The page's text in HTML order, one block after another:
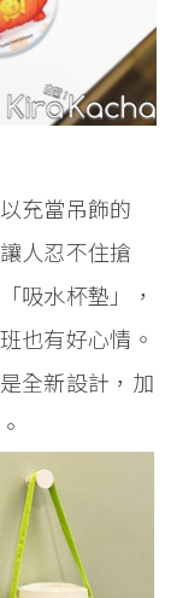
充當吊飾的
人忍不住搶
吸水杯墊」，
也有好心情。
全新設計，加